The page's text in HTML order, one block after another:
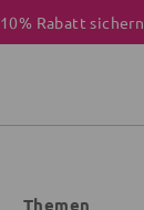
Rabatt sichern
Themen